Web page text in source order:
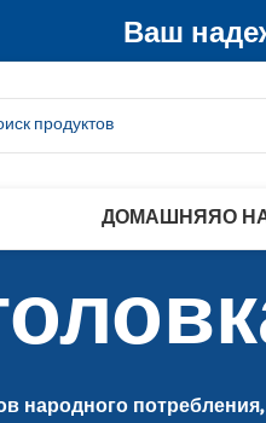
Ваш
ДОМАШНЯЯО
народного